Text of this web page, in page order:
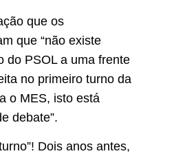
que os
que “não existe
do PSOL a uma frente
no primeiro turno da
o MES, isto está
debate”.
Dois anos antes,